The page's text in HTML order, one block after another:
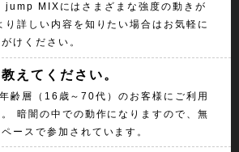
jump MIXにはさまざまな強度の動きが
り詳しい内容を知りたい場合はお気軽に
けください。
えてください。
齢層（16歳～70代）のお客様にご利用
暗闇の中での動作になりますので、無
ースで参加されています。